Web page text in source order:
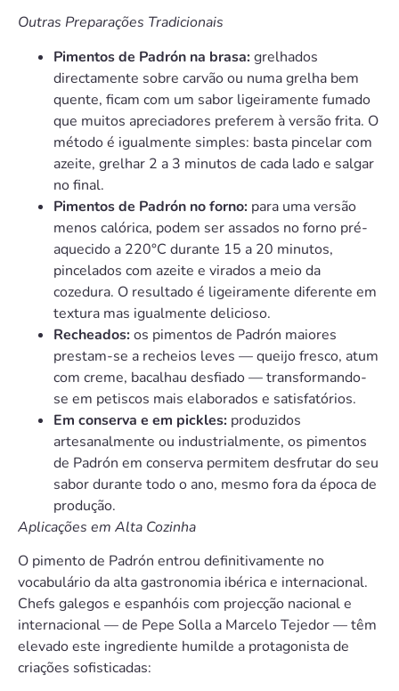
Outras Preparações Tradicionais
Pimentos de Padrón na brasa:grelhados
directamente sobre carvão ou numa grelha bem
quente, ficam com um sabor ligeiramente fumado
que muitos apreciadores preferem à versão frita. O
método é igualmente simples: basta pincelar com
azeite, grelhar 2 a 3 minutos de cada lado e salgar
no final.
Pimentos de Padrón no forno: para uma versão
menos calórica, podem ser assados no forno pré-
aquecido a 220°C durante 15 a 20 minutos,
pincelados com azeite e virados a meio da
cozedura. O resultado é ligeiramente diferente em
textura mas igualmente delicioso.
Recheados:os pimentos de Padrón maiores
prestam-se a recheios leves — queijo fresco, atum
com creme, bacalhau desfiado — transformando-
se em petiscos mais elaborados e satisfatórios.
Em conserva e em pickles: produzidos
artesanalmente ou industrialmente, os pimentos
de Padrón em conserva permitem desfrutar do seu
sabor durante todo o ano, mesmo fora da época de
produção.
Aplicações em Alta Cozinha
O pimento de Padrón entrou definitivamente no
vocabulário da alta gastronomia ibérica e internacional.
Chefs galegos e espanhóis com projecção nacional e
internacional — de Pepe Solla a Marcelo Tejedor — têm
elevado este ingrediente humilde a protagonista de
criações sofisticadas: